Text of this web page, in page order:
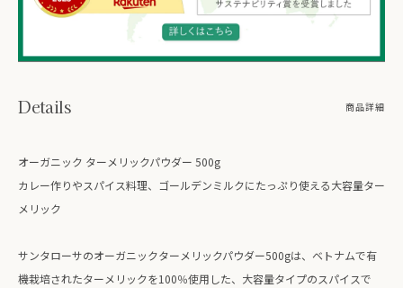
商品詳細
Details
オーガニック ターメリックパウダー 500g
カレー作りやスパイス料理、ゴールデンミルクにたっぷり使える大容量ター
メリック
サンタローサのオーガニックターメリックパウダー500gは、ベトナムで有
機栽培されたターメリックを100％使用した、大容量タイプのスパイスで